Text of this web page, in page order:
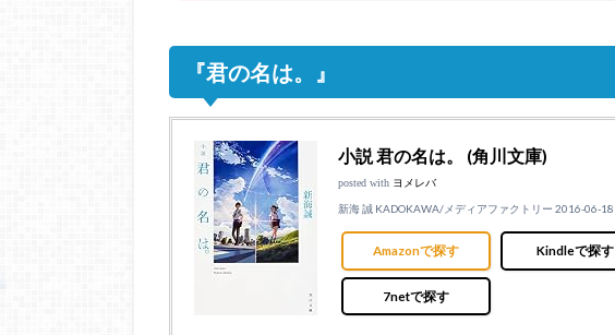
『君の名は。』
小説 君の名は。 (角川文庫)
posted with ヨメレバ
新海 誠 KADOKAWA/メディアファクトリー 2016-06-18
Amazonで探す Kindleで探す
7netで探す